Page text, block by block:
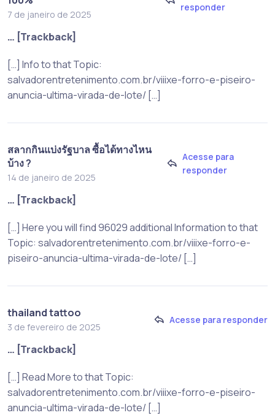
7 de janeiro de 2025
responder
… [Trackback]
[…] Info to that Topic:
salvadorentretenimento.com.br/viiixe-forro-e-piseiro-
anuncia-ultima-virada-de-lote/ […]
สลากกินแบ่งรัฐบาล ซื้อได้ทางไหน
บ้าง ?
14 de janeiro de 2025
Acesse para
responder
… [Trackback]
[…] Here you will find 96029 additional Information to that
Topic: salvadorentretenimento.com.br/viiixe-forro-e-
piseiro-anuncia-ultima-virada-de-lote/ […]
thailand tattoo
3 de fevereiro de 2025
Acesse para responder
… [Trackback]
[…] Read More to that Topic:
salvadorentretenimento.com.br/viiixe-forro-e-piseiro-
anuncia-ultima-virada-de-lote/ […]